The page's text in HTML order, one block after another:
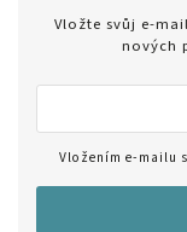
Vložte svůj e-
nových
Vložením e-mailu